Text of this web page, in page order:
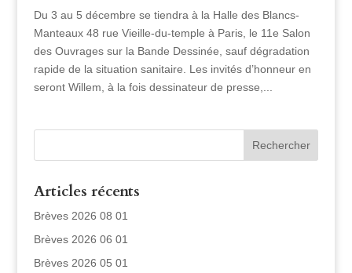
Du 3 au 5 décembre se tiendra à la Halle des Blancs-
Manteaux 48 rue Vieille-du-temple à Paris, le 11e Salon
des Ouvrages sur la Bande Dessinée, sauf dégradation
rapide de la situation sanitaire. Les invités d’honneur en
seront Willem, à la fois dessinateur de presse,...
Articles récents
Brèves 2026 08 01
Brèves 2026 06 01
Brèves 2026 05 01